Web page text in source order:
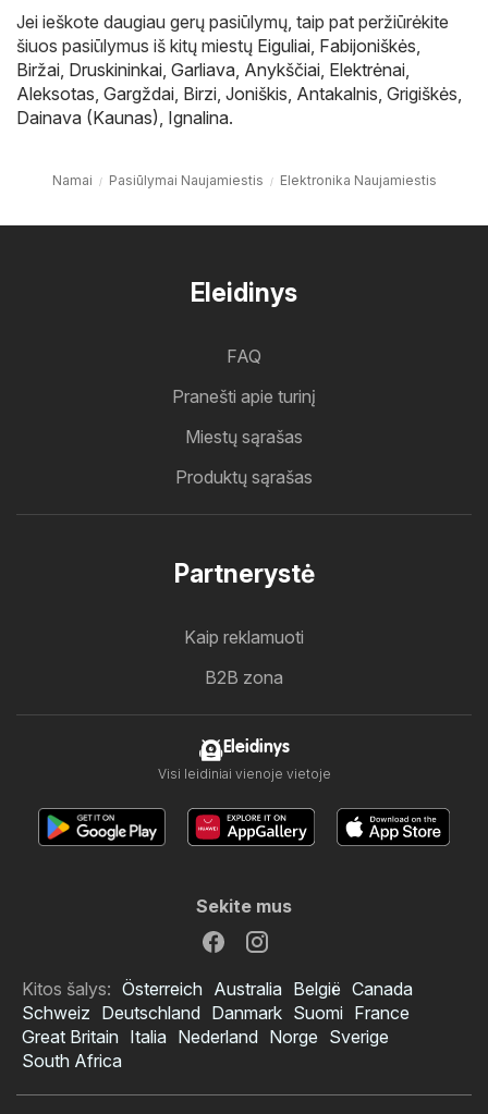
Jei ieškote daugiau gerų pasiūlymų, taip pat peržiūrėkite
šiuos pasiūlymus iš kitų miestų Eiguliai, Fabijoniškės,
Biržai, Druskininkai, Garliava, Anykščiai, Elektrėnai,
Aleksotas, Gargždai, Birzi, Joniškis, Antakalnis, Grigiškės,
Dainava (Kaunas), Ignalina.
Namai Pasiūlymai Naujamiestis Elektronika Naujamiestis
Eleidinys
FAQ
Pranešti apie turinį
Miestų sąrašas
Produktų sąrašas
Partnerystė
Kaip reklamuoti
B2B zona
Eleidinys
Visi leidiniai vienoje vietoje
Sekite mus
Kitos šalys: Österreich Australia België Canada
Schweiz Deutschland Danmark Suomi France
Great Britain Italia Nederland Norge Sverige
South Africa